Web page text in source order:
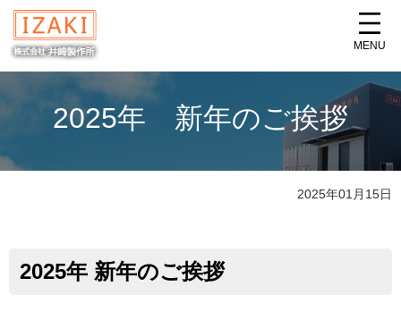
MENU
2025年 新年のご挨拶
2025年01月15日
2025年 新年のご挨拶